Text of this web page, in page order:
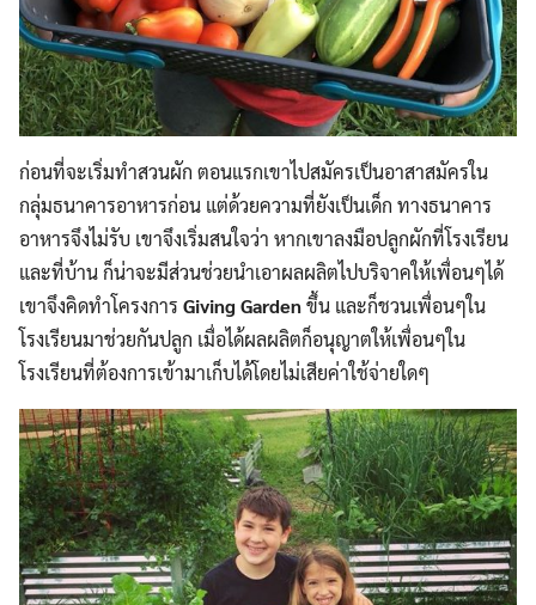
Search
for: Search
ก่อนที่จะเริ่มทำสวนผัก ตอนแรกเขาไปสมัครเป็นอาสาสมัครใน
กลุ่มธนาคารอาหารก่อน แต่ด้วยความที่ยังเป็นเด็ก ทางธนาคาร
อาหารจึงไม่รับ เขาจึงเริ่มสนใจว่า หากเขาลงมือปลูกผักที่โรงเรียน
และที่บ้าน ก็น่าจะมีส่วนช่วยนำเอาผลผลิตไปบริจาคให้เพื่อนๆได้
เขาจึงคิดทำโครงการ Giving Gardenขึ้น และก็ชวนเพื่อนๆใน
โรงเรียนมาช่วยกันปลูก เมื่อได้ผลผลิตก็อนุญาตให้เพื่อนๆใน
โรงเรียนที่ต้องการเข้ามาเก็บได้โดยไม่เสียค่าใช้จ่ายใดๆ